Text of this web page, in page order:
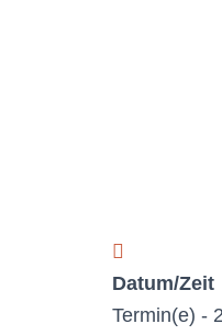
Datum/Zeit
Termin(e) -